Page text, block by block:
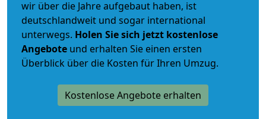
wir über die Jahre aufgebaut haben, ist
deutschlandweit und sogar international
unterwegs. Holen Sie sich jetzt kostenlose
Angebote und erhalten Sie einen ersten
Überblick über die Kosten für Ihren Umzug.
Kostenlose Angebote erhalten